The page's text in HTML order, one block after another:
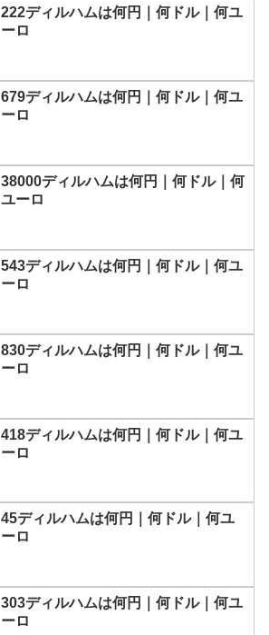
222ディルハムは何円｜何ドル｜何ユ
ーロ
679ディルハムは何円｜何ドル｜何ユ
ーロ
38000ディルハムは何円｜何ドル｜何
ユーロ
543ディルハムは何円｜何ドル｜何ユ
ーロ
830ディルハムは何円｜何ドル｜何ユ
ーロ
418ディルハムは何円｜何ドル｜何ユ
ーロ
45ディルハムは何円｜何ドル｜何ユ
ーロ
303ディルハムは何円｜何ドル｜何ユ
ーロ